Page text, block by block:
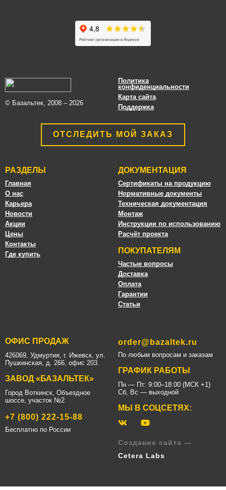
© Базальтек, 2008 – 2026
Политика
конфиденциальности
Карта сайта
Поддержка
ОТСЛЕДИТЬ МОЙ ЗАКАЗ
РАЗДЕЛЫ
Главная
О нас
Карьера
Новости
Акции
Цены
Контакты
Где купить
ДОКУМЕНТАЦИЯ
Сертификаты на продукцию
Нормативные документы
Техническая документация
Монтаж
Инструкции по использованию
Расчёт проекта
ПОКУПАТЕЛЯМ
Частые вопросы
Доставка
Оплата
Гарантии
Статьи
ОФИС ПРОДАЖ
426069, Удмуртия, г. Ижевск, ул.
Пушкинская, д. 266, офис 203.
ЗАВОД «БАЗАЛЬТЕК»
Город Воткинск, Объездное
шоссе, участок №2
+7 (800) 222-15-88
Бесплатно по России
order@bazaltek.ru
По любым вопросам и заказам
ГРАФИК РАБОТЫ
Пн — Пт: 9:00–18:00 (МСК +1)
Сб, Вс — выходной
МЫ В СОЦСЕТЯХ:
Создание сайта —
Cetera Labs